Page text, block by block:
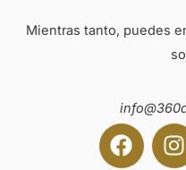
Mientras tanto, puedes
F
a
I
n